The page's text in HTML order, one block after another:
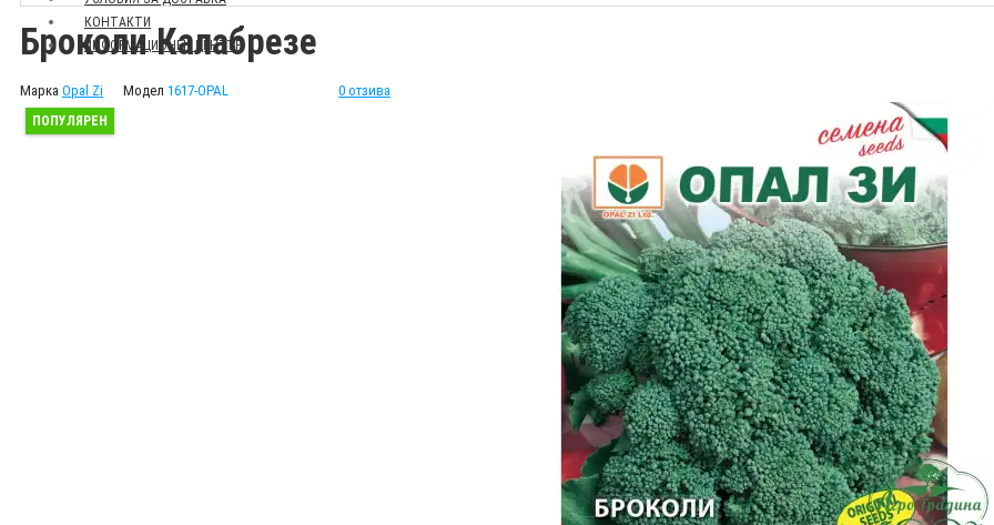
КОНТАКТИ
ИНФОРМАЦИОНЕН ЦЕНТЪР
Броколи Калабрезе
Марка Opal Zi Модел 1617-OPAL 0 отзива
ПОПУЛЯРЕН